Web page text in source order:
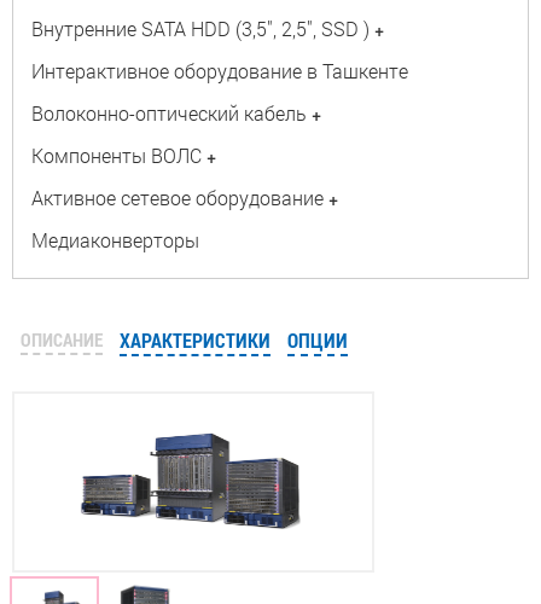
Внутренние SATA HDD (3,5", 2,5", SSD ) +
Интерактивное оборудование в Ташкенте
Волоконно-оптический кабель +
Компоненты ВОЛС +
Активное сетевое оборудование +
Медиаконверторы
ОПИСАНИЕ ХАРАКТЕРИСТИКИ ОПЦИИ